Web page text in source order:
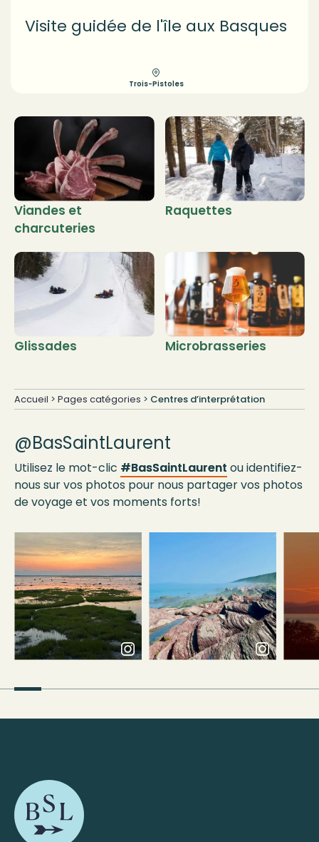
Visite guidée de l'île aux Basques
Trois-Pistoles
Viandes et
charcuteries
Raquettes
Glissades Microbrasseries
Accueil > Pages catégories > Centres d’interprétation
@BasSaintLaurent
Utilisez le mot-clic #BasSaintLaurent ou identifiez-
nous sur vos photos pour nous partager vos photos
de voyage et vos moments forts!